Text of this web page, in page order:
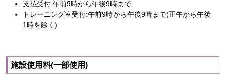
支払受付:午前9時から午後9時まで
トレーニング室受付:午前9時から午後9時まで(正午から午後
1時を除く)
施設使用料(一部使用)